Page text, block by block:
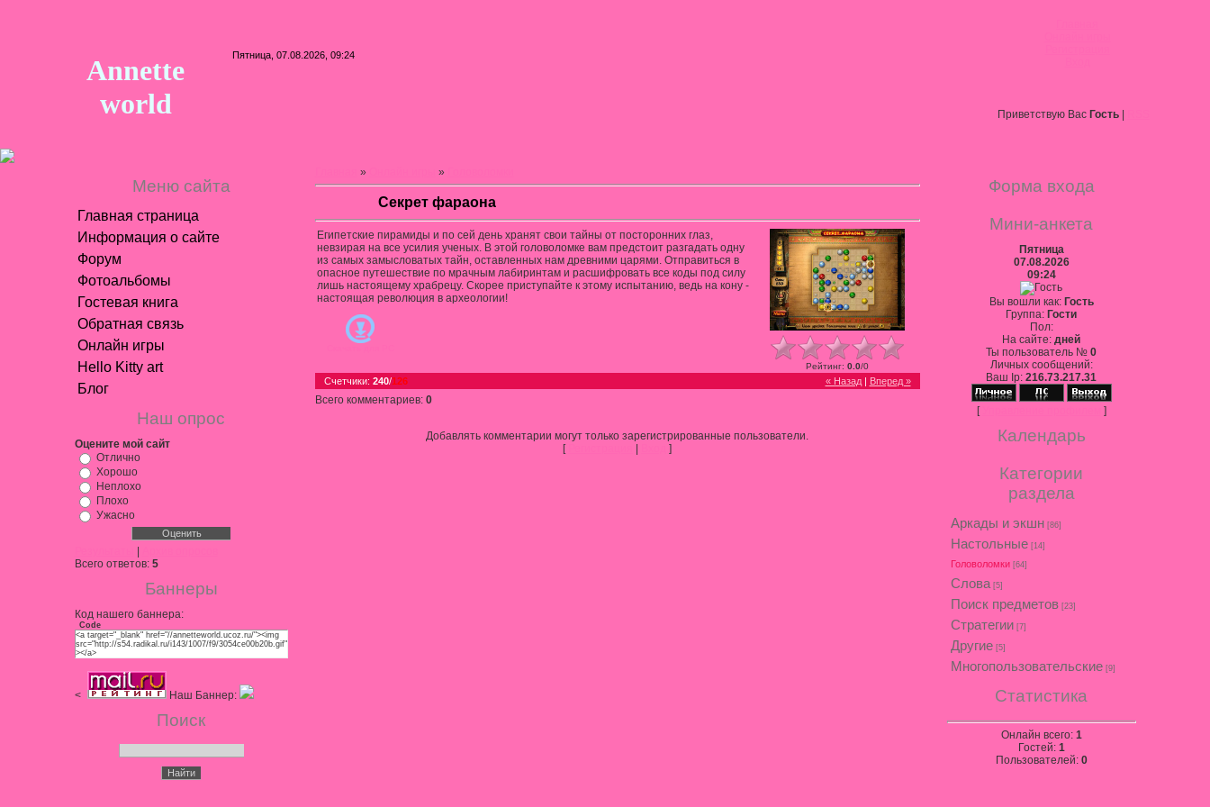
Annette
world
Пятница, 07.08.2026, 09:24
Приветствую Вас Гость|
Меню сайта
Главная страница
Информация о сайте
Форум
Фотоальбомы
Гостевая книга
Обратная связь
Онлайн игры
Hello Kitty art
Блог
Наш опрос
Оцените мой сайт
Отлично
Хорошо
Неплохо
Плохо
Ужасно
Всего ответов: 5
Баннеры
Код нашего баннера:
Code
<a target="_blank" href="//annetteworld.ucoz.ru/"><img
src="http://s54.radikal.ru/i143/1007/f9/3054ce00b20b.gif"
></a>
< Наш Баннер:
Поиск
» »
Секрет фараона
Египетские пирамиды и по сей день хранят свои тайны от посторонних глаз,
невзирая на все усилия ученых. В этой головоломке вам предстоит разгадать одну
из самых замысловатых тайн, оставленных нам древними царями. Отправиться в
опасное путешествие по мрачным лабиринтам и расшифровать все коды под силу
лишь настоящему храбрецу. Скорее приступайте к этому испытанию, ведь на кону -
настоящая революция в археологии!
Рейтинг: 0.0/0
« Назад| Вперед »
Счетчики: 240/126
Всего комментариев: 0
Добавлять комментарии могут только зарегистрированные пользователи.
[
]
Форма входа
Мини-анкета
Пятница
07.08.2026
09:24
Вы вошли как: Гость
Группа: Гости
Пол:
На сайте: дней
Ты пользователь № 0
Личных сообщений:
Ваш Ip: 216.73.217.31
[ ]
Календарь
Категории
раздела
Аркады и экшн [86]
Настольные [14]
Головоломки [64]
Слова [5]
Поиск предметов [23]
Стратегии [7]
Другие [5]
Многопользовательские [9]
Статистика
Онлайн всего: 1
Гостей: 1
Пользователей: 0